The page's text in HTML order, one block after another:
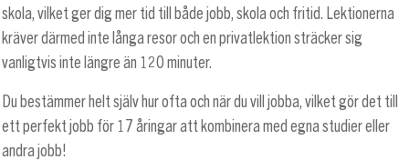
skola, vilket ger dig mer tid till både jobb, skola och fritid. Lektionerna
kräver därmed inte långa resor och en privatlektion sträcker sig
vanligtvis inte längre än 120 minuter.
Du bestämmer helt själv hur ofta och när du vill jobba, vilket gör det till
ett perfekt jobb för 17 åringar att kombinera med egna studier eller
andra jobb!